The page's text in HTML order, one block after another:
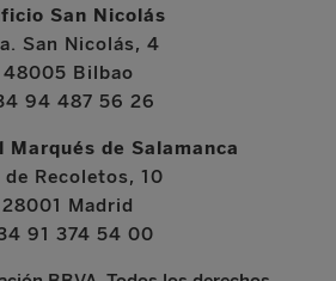
San Nicolás
San Nicolás, 4
48005 Bilbao
94 487 56 26
Marqués de Salamanca
de Recoletos, 10
28001 Madrid
91 374 54 00